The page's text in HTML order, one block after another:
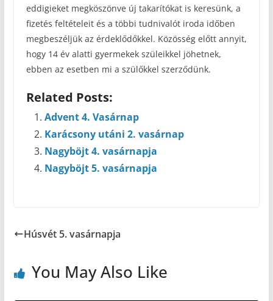
eddigieket megköszönve új takarítókat is keresünk, a
fizetés feltételeit és a többi tudnivalót iroda időben
megbeszéljük az érdeklődőkkel. Közösség előtt annyit,
hogy 14 év alatti gyermekek szüleikkel jöhetnek,
ebben az esetben mi a szülőkkel szerződünk.
Related Posts:
Advent 4. Vasárnap
Karácsony utáni 2. vasárnap
Nagyböjt 4. vasárnapja
Nagyböjt 5. vasárnapja
Húsvét 5. vasárnapja
You May Also Like